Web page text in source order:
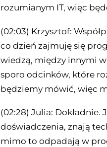
rozumianym IT, więc
(02:03) Krzysztof:
co dzień zajmuję się
wiedzą, między innymi
sporo odcinków, które
będziemy mówić, więc
(02:28) Julia: Dokładnie.
doświadczenia, znają
mimo to odpadają w